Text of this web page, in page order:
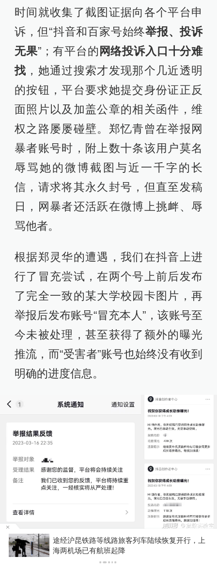
时间就收集了截图证据向各个平台申
诉，但“抖音和百家号始终举报、投诉
无果”；有平台的 网络投诉入口十分难
找 ，她通过搜索才发现那个几近透明
的按钮，平台要求她提交身份证正反
面照片以及加盖公章的相关函件，维
权之路屡屡碰壁。郑忆青曾在举报网
暴者账号时，附上数十条该用户莫名
辱骂她的微博截图与近一千字的长
信，请求将其永久封号，但直至发稿
日，网暴者还活跃在微博上挑衅、辱
骂他者。
根据郑灵华的遭遇，我们在抖音上进
行了冒充尝试，在两个号上前后发布
了完全一致的某大学校园卡图片，再
举报后发布账号“冒充本人”，该账号至
今未被处理，甚至获得了额外的曝光
推流，而“受害者”账号也始终没有收到
明确的进度信息。
我们的举报测试结果
提前锁定事业编，吉林农大乡村振兴“订单生”录
取位次两年提升近1.2万